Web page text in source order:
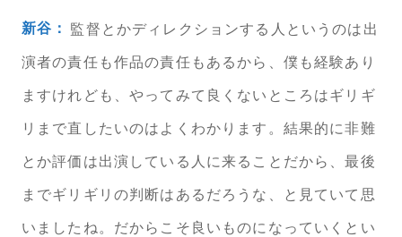
新谷： 監督とかディレクションする人というのは出
演者の責任も作品の責任もあるから、僕も経験あり
ますけれども、やってみて良くないところはギリギ
リまで直したいのはよくわかります。結果的に非難
とか評価は出演している人に来ることだから、最後
までギリギリの判断はあるだろうな、と見ていて思
いましたね。だからこそ良いものになっていくとい